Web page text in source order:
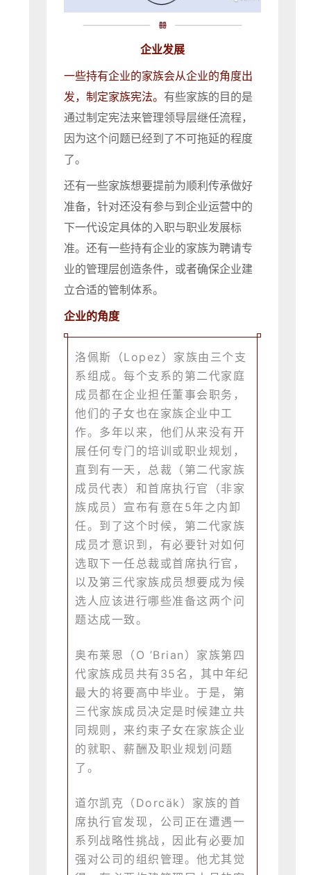
企业发展
一些持有企业的家族会从企业的角度出
发，制定家族宪法。 有些家族的目的是
通过制定宪法来管理领导层继任流程，
因为这个问题已经到了不可拖延的程度
了。
还有一些家族想要提前为顺利传承做好
准备，针对还没有参与到企业运营中的
下一代设定具体的入职与职业发展标
准。还有一些持有企业的家族为聘请专
业的管理层创造条件，或者确保企业建
立合适的管制体系。
企业的角度
洛佩斯（Lopez）家族由三个支
系组成。每个支系的第二代家庭
成员都在企业担任董事会职务，
他们的子女也在家族企业中工
作。多年以来，他们从来没有开
展任何专门的培训或职业规划，
直到有一天，总裁（第二代家族
成员代表）和首席执行官（非家
族成员）宣布有意在5年之内卸
任。到了这个时候，第二代家族
成员才意识到，有必要针对如何
选取下一任总裁或首席执行官，
以及第三代家族成员想要成为候
选人应该进行哪些准备这两个问
题达成一致。
奥布莱恩（O ’Brian）家族第四
代家族成员共有35名，其中年纪
最大的将要高中毕业。于是，第
三代家族成员决定是时候建立共
同规则，来约束子女在家族企业
的就职、薪酬及职业规划问题
了。
道尔凯克（Dorcäk）家族的首
席执行官发现，公司正在遭遇一
系列战略性挑战，因此有必要加
强对公司的组织管理。他尤其觉